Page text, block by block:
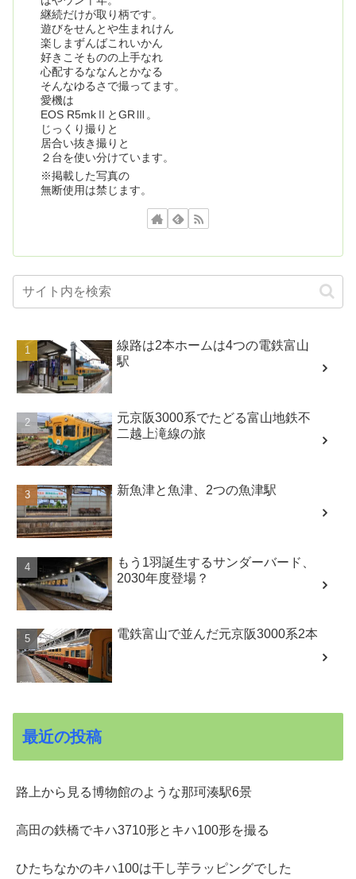
継続だけが取り柄です。
遊びをせんとや生まれけん
楽しまずんばこれいかん
好きこそものの上手なれ
心配するななんとかなる
そんなゆるさで撮ってます。
愛機は
EOS R5mkⅡとGRⅢ。
じっくり撮りと
居合い抜き撮りと
２台を使い分けています。
※掲載した写真の
無断使用は禁じます。
線路は2本ホームは4つの電鉄富山
駅
元京阪3000系でたどる富山地鉄不
二越上滝線の旅
新魚津と魚津、2つの魚津駅
もう1羽誕生するサンダーバード、
2030年度登場？
電鉄富山で並んだ元京阪3000系2本
最近の投稿
路上から見る博物館のような那珂湊駅6景
高田の鉄橋でキハ3710形とキハ100形を撮る
ひたちなかのキハ100は干し芋ラッピングでした